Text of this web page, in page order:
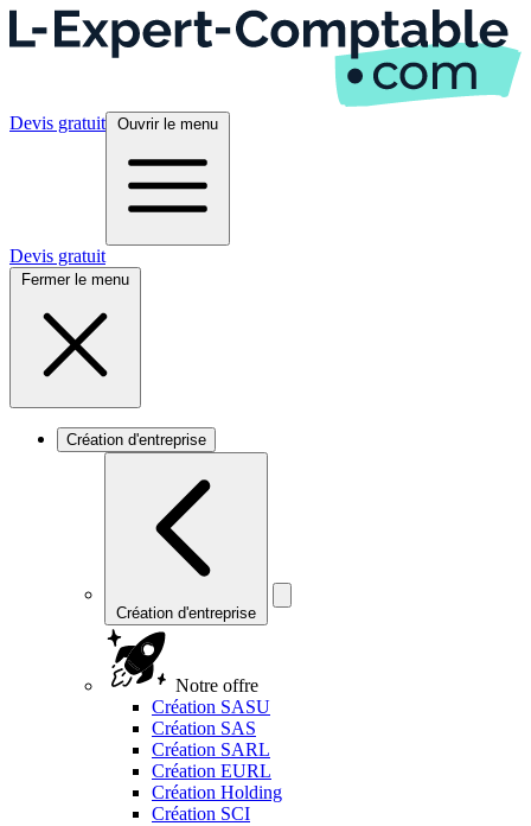
Devis gratuit Ouvrir le menu
Devis gratuit
Fermer le menu
Création d'entreprise
Création d'entreprise
Notre offre
Création SASU
Création SAS
Création SARL
Création EURL
Création Holding
Création SCI